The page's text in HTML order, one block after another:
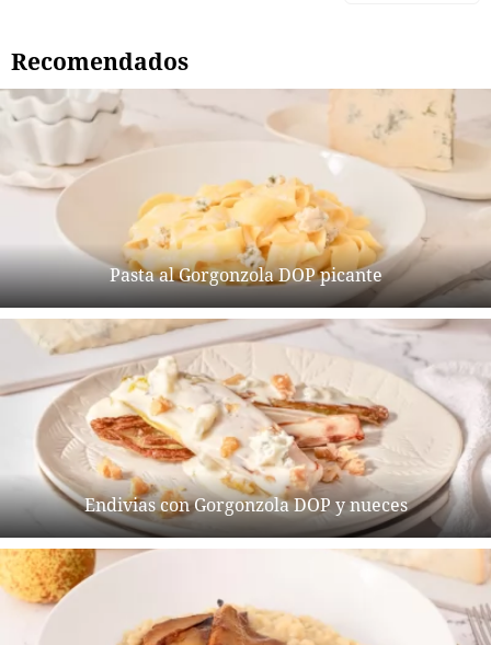
Recomendados
Pasta al Gorgonzola DOP picante
Endivias con Gorgonzola DOP y nueces